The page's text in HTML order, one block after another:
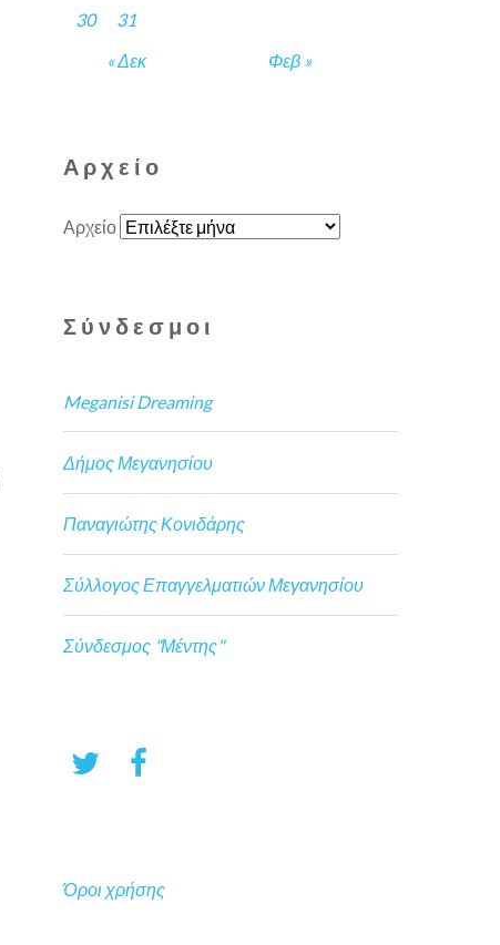
« Δεκ Φεβ »
30
31
Αρχείο
Αρχείο
Σύνδεσμοι
Meganisi Dreaming
Δήμος Μεγανησίου
Παναγιώτης Κονιδάρης
Σύλλογος Επαγγελματιών Μεγανησίου
Σύνδεσμος "Μέντης"
Όροι χρήσης